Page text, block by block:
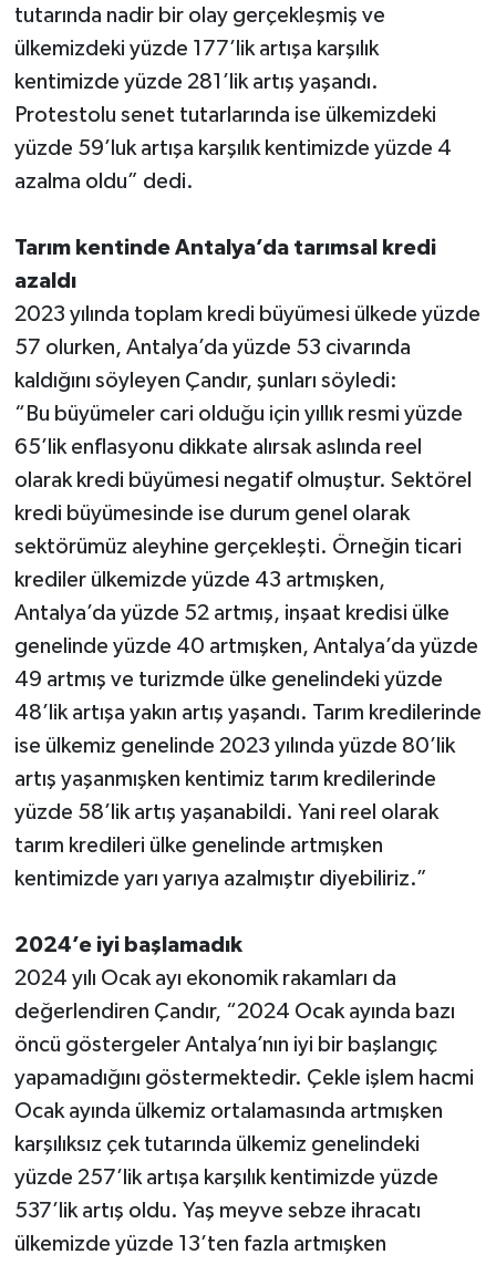
tutarında nadir bir olay gerçekleşmiş ve
ülkemizdeki yüzde 177’lik artışa karşılık
kentimizde yüzde 281’lik artış yaşandı.
Protestolu senet tutarlarında ise ülkemizdeki
yüzde 59’luk artışa karşılık kentimizde yüzde 4
azalma oldu” dedi.
Tarım kentinde Antalya’da tarımsal kredi
azaldı
2023 yılında toplam kredi büyümesi ülkede yüzde
57 olurken, Antalya’da yüzde 53 civarında
kaldığını söyleyen Çandır, şunları söyledi:
“Bu büyümeler cari olduğu için yıllık resmi yüzde
65’lik enflasyonu dikkate alırsak aslında reel
olarak kredi büyümesi negatif olmuştur. Sektörel
kredi büyümesinde ise durum genel olarak
sektörümüz aleyhine gerçekleşti. Örneğin ticari
krediler ülkemizde yüzde 43 artmışken,
Antalya’da yüzde 52 artmış, inşaat kredisi ülke
genelinde yüzde 40 artmışken, Antalya’da yüzde
49 artmış ve turizmde ülke genelindeki yüzde
48’lik artışa yakın artış yaşandı. Tarım kredilerinde
ise ülkemiz genelinde 2023 yılında yüzde 80’lik
artış yaşanmışken kentimiz tarım kredilerinde
yüzde 58’lik artış yaşanabildi. Yani reel olarak
tarım kredileri ülke genelinde artmışken
kentimizde yarı yarıya azalmıştır diyebiliriz.”
2024’e iyi başlamadık
2024 yılı Ocak ayı ekonomik rakamları da
değerlendiren Çandır, “2024 Ocak ayında bazı
öncü göstergeler Antalya’nın iyi bir başlangıç
yapamadığını göstermektedir. Çekle işlem hacmi
Ocak ayında ülkemiz ortalamasında artmışken
karşılıksız çek tutarında ülkemiz genelindeki
yüzde 257’lik artışa karşılık kentimizde yüzde
537’lik artış oldu. Yaş meyve sebze ihracatı
ülkemizde yüzde 13’ten fazla artmışken